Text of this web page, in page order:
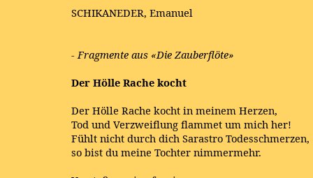
SCHIKANEDER, Emanuel
- Fragmente aus «Die Zauberflöte»
Der Hölle Rache kocht
Der Hölle Rache kocht in meinem Herzen,
Tod und Verzweiflung flammet um mich her!
Fühlt nicht durch dich Sarastro Todesschmerzen,
so bist du meine Tochter nimmermehr.